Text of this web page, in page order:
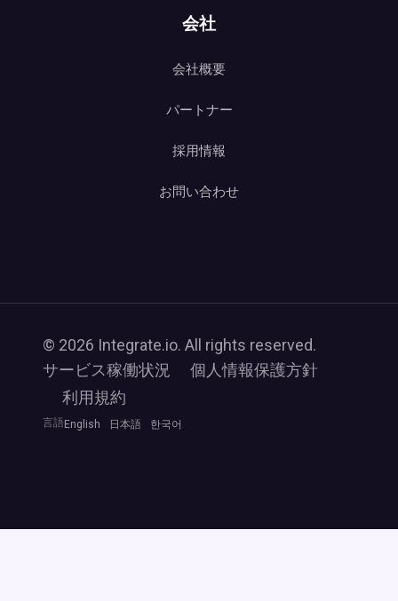
会社
会社概要
パートナー
採用情報
お問い合わせ
© 2026 Integrate.io. All rights reserved.
サービス稼働状況
個人情報保護方針
利用規約
言語 English 日本語 한국어